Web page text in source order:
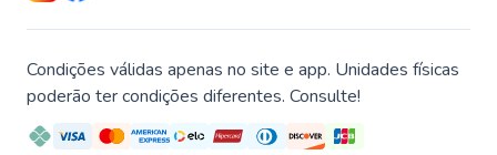
Condições válidas apenas no site e app. Unidades físicas
poderão ter condições diferentes. Consulte!